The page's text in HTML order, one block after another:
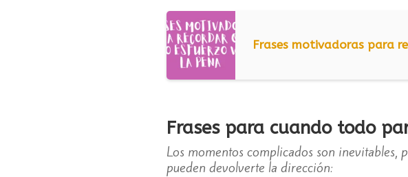
Frases motivadoras para
Frases para cuando todo
Los momentos complicados son inevitables,
pueden devolverte la dirección: